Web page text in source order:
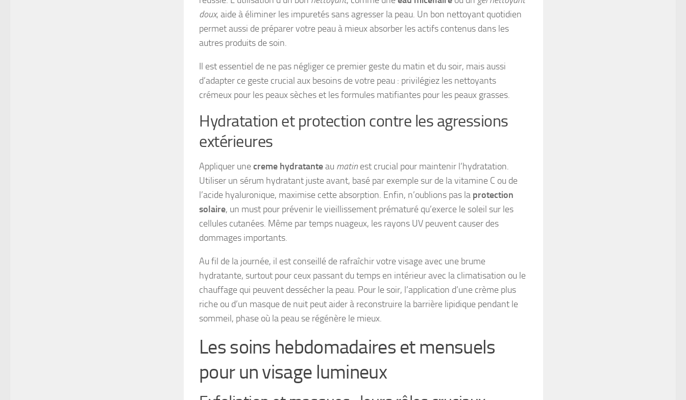
doux, aide à éliminer les impuretés sans agresser la peau. Un bon nettoyant quotidien
permet aussi de préparer votre peau à mieux absorber les actifs contenus dans les
autres produits de soin.
Il est essentiel de ne pas négliger ce premier geste du matin et du soir, mais aussi
d’adapter ce geste crucial aux besoins de votre peau : privilégiez les nettoyants
crémeux pour les peaux sèches et les formules matifiantes pour les peaux grasses.
Hydratation et protection contre les agressions
extérieures
Appliquer unecreme hydratanteau matin est crucial pour maintenir l’hydratation.
Utiliser un sérum hydratant juste avant, basé par exemple sur de la vitamine C ou de
l’acide hyaluronique, maximise cette absorption. Enfin, n’oublions pas la protection
solaire, un must pour prévenir le vieillissement prématuré qu’exerce le soleil sur les
cellules cutanées. Même par temps nuageux, les rayons UV peuvent causer des
dommages importants.
Au fil de la journée, il est conseillé de rafraîchir votre visage avec une brume
hydratante, surtout pour ceux passant du temps en intérieur avec la climatisation ou le
chauffage qui peuvent dessécher la peau. Pour le soir, l’application d’une crème plus
riche ou d’un masque de nuit peut aider à reconstruire la barrière lipidique pendant le
sommeil, phase où la peau se régénère le mieux.
Les soins hebdomadaires et mensuels
pour un visage lumineux